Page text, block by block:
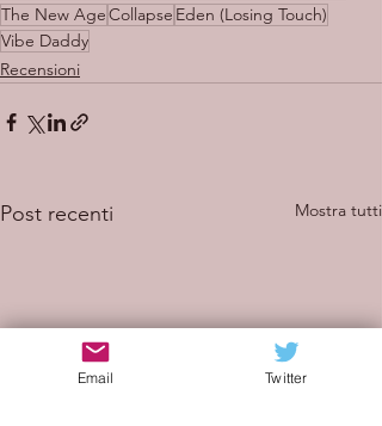
The New AgeCollapse Eden (Losing Touch)
Vibe Daddy
Recensioni
Post recenti Mostra tutti
Email Twitter